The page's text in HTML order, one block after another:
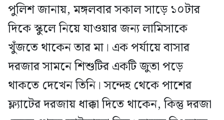
পুলিশ জানায়, মঙ্গলবার সকাল সাড়ে ১০টার
দিকে স্কুলে নিয়ে যাওয়ার জন্য লামিসাকে
খুঁজতে থাকেন তার মা। এক পর্যায়ে বাসার
দরজার সামনে শিশুটির একটি জুতা পড়ে
থাকতে দেখেন তিনি। সন্দেহ থেকে পাশের
ফ্ল্যাটের দরজায় ধাক্কা দিতে থাকেন, কিন্তু দরজা